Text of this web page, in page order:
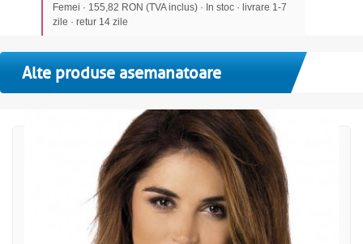
Femei · 155,82 RON (TVA inclus) · In stoc · livrare 1-7
zile · retur 14 zile
Alte produse asemanatoare